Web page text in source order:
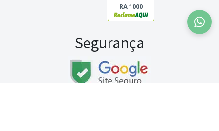
RA 1000
Segurança